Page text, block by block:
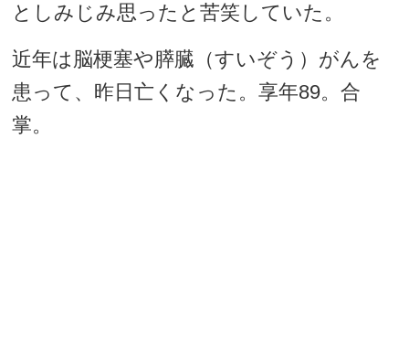
としみじみ思ったと苦笑していた。
近年は脳梗塞や膵臓（すいぞう）がんを
患って、昨日亡くなった。享年89。合
掌。